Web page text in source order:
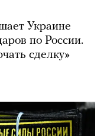
Украине
по России.
сделку»